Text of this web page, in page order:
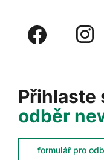
Přihlaste
odběr
formulář pro